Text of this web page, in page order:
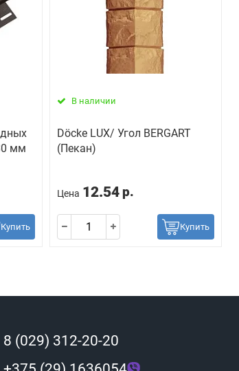
мм
Купить
В наличии
Döcke LUX/ Угол BERGART
(Пекан)
Цена 12.54 р.
Купить
8 (029) 312-20-20